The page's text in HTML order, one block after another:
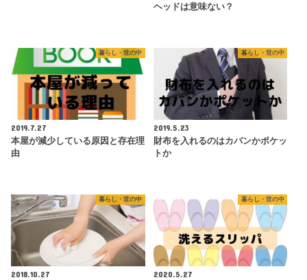
ヘッドは意味ない？
暮らし・世の中
2019.7.27
本屋が減少している原因と存在理
由
暮らし・世の中
2019.5.23
財布を入れるのはカバンかポケッ
トか
暮らし・世の中
2018.10.27
暮らし・世の中
2020.5.27